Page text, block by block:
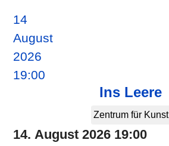
14
August
2026
19:00
Ins Leere
Zentrum für Kunst
14. August 2026 19:00